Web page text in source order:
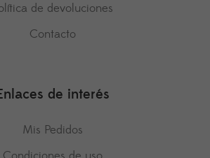
de devoluciones
Contacto
de interés
Mis Pedidos